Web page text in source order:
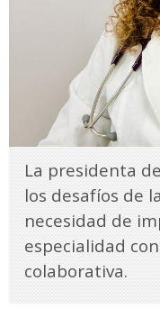
La presidenta
los desafíos de
necesidad de
especialidad
colaborativa.